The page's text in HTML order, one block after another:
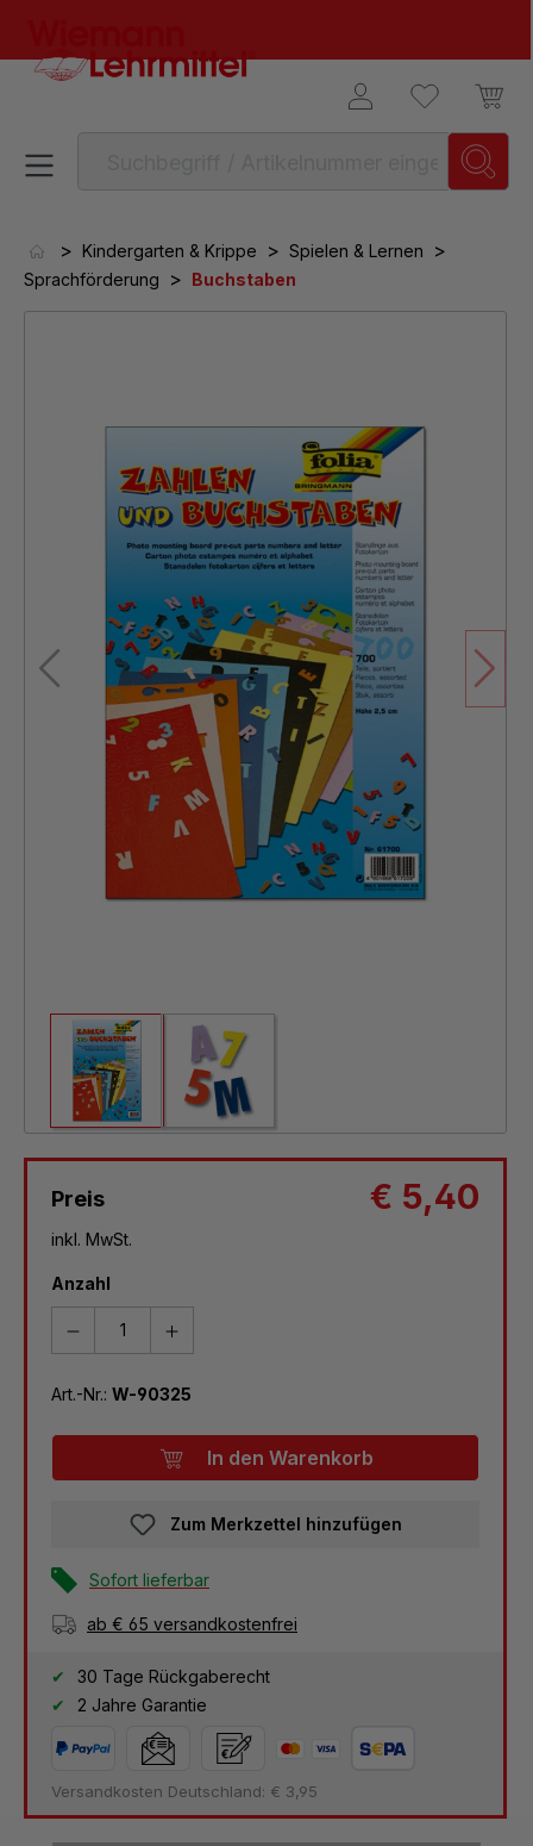
> Kindergarten & Krippe > Spielen & Lernen >
Sprachförderung > Buchstaben
Preis € 5,40
inkl. MwSt.
Anzahl
Art.-Nr.: W-90325
In den Warenkorb
Zum Merkzettel hinzufügen
Sofort lieferbar
ab € 65 versandkostenfrei
30 Tage Rückgaberecht
2 Jahre Garantie
Versandkosten Deutschland: € 3,95